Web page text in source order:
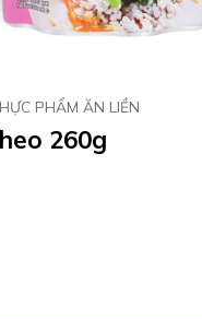
PHẨM ĂN LIỀN
260g